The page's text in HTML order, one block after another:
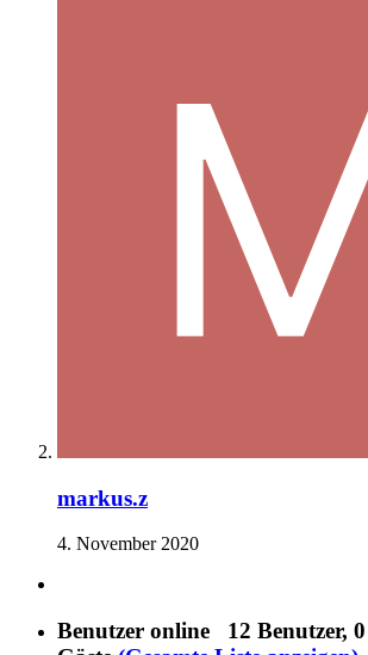
markus.z
4. November 2020
Benutzer online 12 Benutzer,